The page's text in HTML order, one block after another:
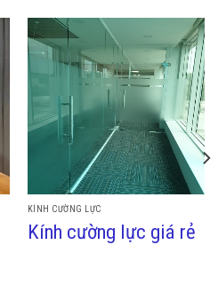
KÍNH CƯỜNG LỰC
Kính cường lực giá rẻ